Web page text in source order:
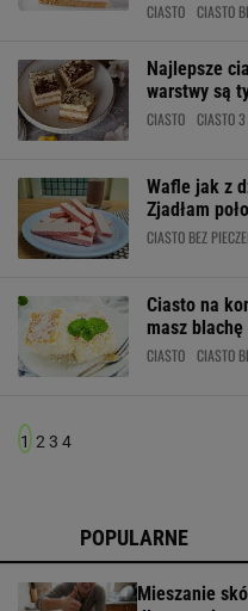
CIASTO CIASTO
Najlepsze
warstwy są
CIASTO CIASTO
Wafle jak z
Zjadłam
CIASTO BEZ
Ciasto na
masz
CIASTO CIASTO
1 2 3 4
POPULARNE
Mieszanie